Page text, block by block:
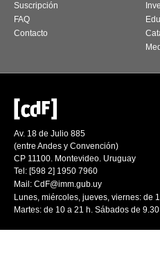
Suscripción
FAQ
Contacto
Av. 18 de Julio 885
(entre Andes y Convención)
CP 11100. Montevideo. Uruguay
Tel: [598 2] 1950 7960
Mail: CdF@imm.gub.uy
Lunes, miércoles, jueves, viernes: de
Martes: de 10 a 21 h. Sábados de